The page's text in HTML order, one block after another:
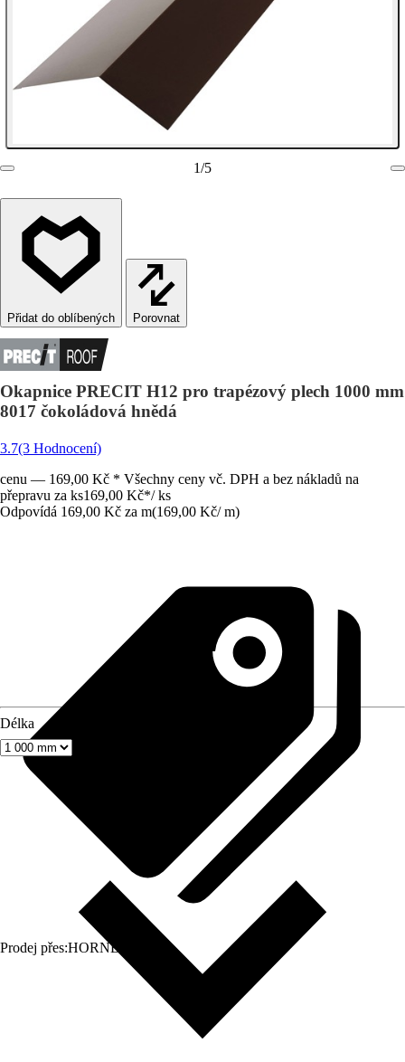
1/5
Porovnat
Okapnice PRECIT H12 pro trapézový plech 1000 mm
8017 čokoládová hnědá
3.7(3 Hodnocení)
cenu — 169,00 Kč * Všechny ceny vč. DPH a bez nákladů na
přepravu za ks169,00 Kč*/ ks
Odpovídá 169,00 Kč za m(169,00 Kč/ m)
Prodej přes:HORNBACH
Délka